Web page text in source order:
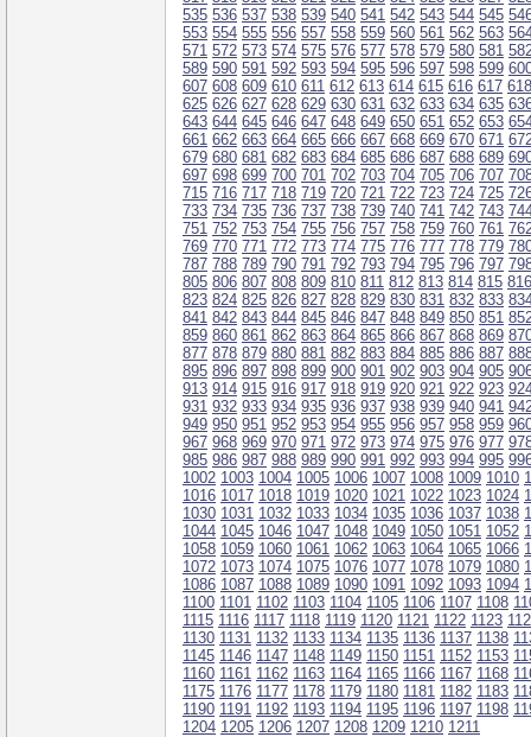
535 536 537 538 539 540 541 542 543 544 545
553 554 555 556 557 558 559 560 561 562 563
571 572 573 574 575 576 577 578 579 580 581
589 590 591 592 593 594 595 596 597 598 599
607 608 609 610 611 612 613 614 615 616 617 618
625 626 627 628 629 630 631 632 633 634 635
643 644 645 646 647 648 649 650 651 652 653
661 662 663 664 665 666 667 668 669 670 671
679 680 681 682 683 684 685 686 687 688 689
697 698 699 700 701 702 703 704 705 706 707
715 716 717 718 719 720 721 722 723 724 725
733 734 735 736 737 738 739 740 741 742 743
751 752 753 754 755 756 757 758 759 760 761
769 770 771 772 773 774 775 776 777 778 779
787 788 789 790 791 792 793 794 795 796 797
805 806 807 808 809 810 811 812 813 814 815 816
823 824 825 826 827 828 829 830 831 832 833
841 842 843 844 845 846 847 848 849 850 851
859 860 861 862 863 864 865 866 867 868 869
877 878 879 880 881 882 883 884 885 886 887
895 896 897 898 899 900 901 902 903 904 905
913 914 915 916 917 918 919 920 921 922 923
931 932 933 934 935 936 937 938 939 940 941
949 950 951 952 953 954 955 956 957 958 959
967 968 969 970 971 972 973 974 975 976 977
985 986 987 988 989 990 991 992 993 994 995
1002 1003 1004 1005 1006 1007 1008 1009 1010
1016 1017 1018 1019 1020 1021 1022 1023 1024
1030 1031 1032 1033 1034 1035 1036 1037 1038
1044 1045 1046 1047 1048 1049 1050 1051 1052
1058 1059 1060 1061 1062 1063 1064 1065 1066
1072 1073 1074 1075 1076 1077 1078 1079 1080
1086 1087 1088 1089 1090 1091 1092 1093 1094
1100 1101 1102 1103 1104 1105 1106 1107 1108
1115 1116 1117 1118 1119 1120 1121 1122 1123
1130 1131 1132 1133 1134 1135 1136 1137 1138
1145 1146 1147 1148 1149 1150 1151 1152 1153
1160 1161 1162 1163 1164 1165 1166 1167 1168
1175 1176 1177 1178 1179 1180 1181 1182 1183
1190 1191 1192 1193 1194 1195 1196 1197 1198
1204 1205 1206 1207 1208 1209 1210 1211